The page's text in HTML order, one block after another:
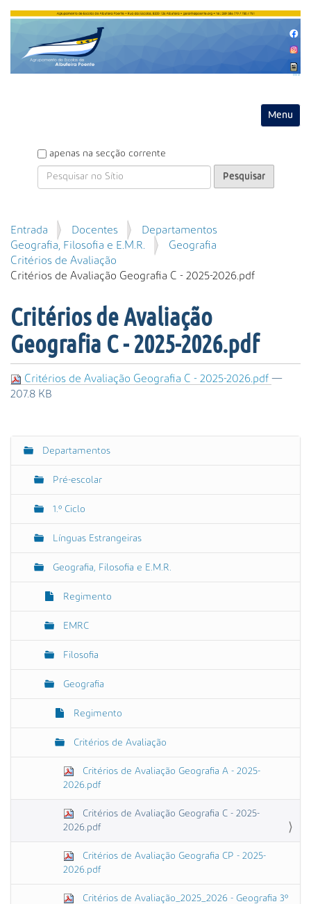
Toggle
P
e
i
s
a
r
apenas na secção corrente
P
e
s
q
s
A
v
a
n
d
Entrada Docentes
Departamentos
Geografia, Filosofia e E.M.R.
Geografia
Critérios de Avaliação
Critérios de Avaliação Geografia C - 2025-2026.pdf
Critérios de Avaliação
Geografia C - 2025-2026.pdf
Critérios de Avaliação Geografia C - 2025-2026.pdf —
207.8 KB
N
Departamentos
Pré-escolar
1.º Ciclo
Línguas Estrangeiras
Geografia, Filosofia e E.M.R.
Regimento
EMRC
Filosofia
Geografia
Regimento
Critérios de Avaliação
Critérios de Avaliação Geografia A - 2025-
2026.pdf
Critérios de Avaliação Geografia C - 2025-
2026.pdf
Critérios de Avaliação Geografia CP - 2025-
2026.pdf
Critérios de Avaliação_2025_2026 - Geografia 3º